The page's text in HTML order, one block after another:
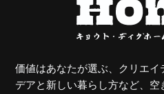
価値はあなたが選ぶ、クリエイ
デアと新しい暮らし方など、空